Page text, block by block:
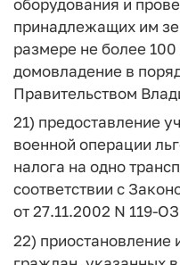
принадлежащих им
размере не более
домовладение в
Правительством
21) предоставление
военной операции
налога на одно
соответствии с
от 27.11.2002 N 119-
22) приостановление